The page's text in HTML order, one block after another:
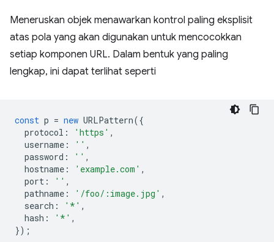
Meneruskan objek menawarkan kontrol paling eksplisit
atas pola yang akan digunakan untuk mencocokkan
setiap komponen URL. Dalam bentuk yang paling
lengkap, ini dapat terlihat seperti
const p = new URLPattern({
protocol : 'https' ,
username : '' ,
password : '' ,
hostname : 'example.com' ,
port : '' ,
pathname : '/foo/:image.jpg' ,
search : '*' ,
hash : '*' ,
});